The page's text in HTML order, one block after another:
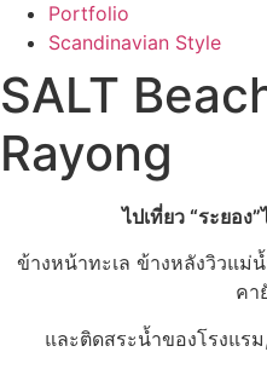
Portfolio
Scandinavian Style
SALT
Rayong
ไปเที่ยว “ระยอ
ข้างหน้าทะเล ข้างหลังวิวแม่
คา
และติดสระน้ำของโรงแร